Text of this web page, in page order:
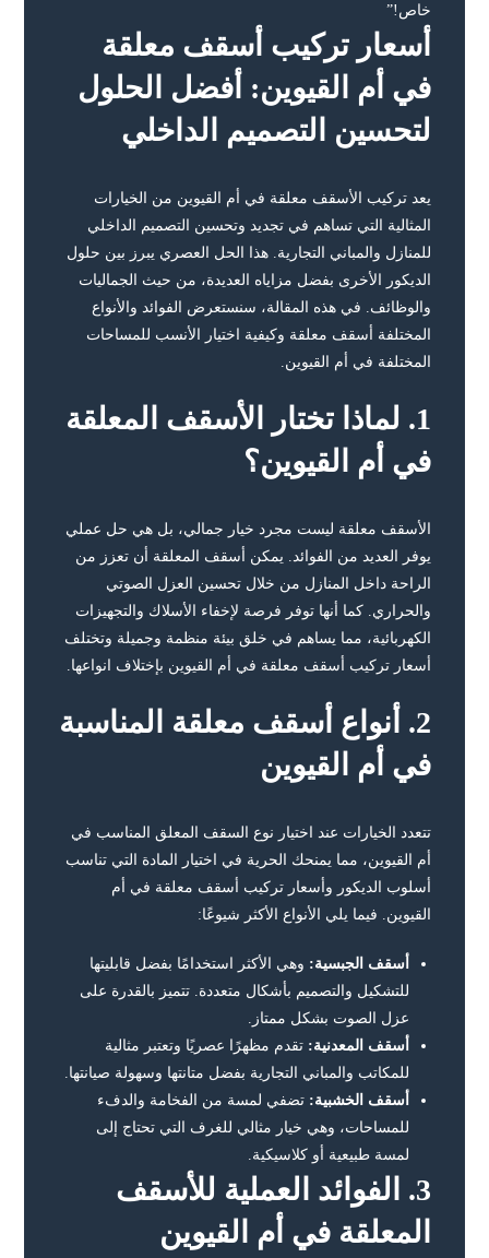
خاص!”
أسعار تركيب أسقف معلقة
في أم القيوين: أفضل الحلول
لتحسين التصميم الداخلي
يعد تركيب الأسقف معلقة في أم القيوين من الخيارات
المثالية التي تساهم في تجديد وتحسين التصميم الداخلي
للمنازل والمباني التجارية. هذا الحل العصري يبرز بين حلول
الديكور الأخرى بفضل مزاياه العديدة، من حيث الجماليات
والوظائف. في هذه المقالة، سنستعرض الفوائد والأنواع
المختلفة أسقف معلقة وكيفية اختيار الأنسب للمساحات
المختلفة في أم القيوين.
1. لماذا تختار الأسقف المعلقة
في أم القيوين؟
الأسقف معلقة ليست مجرد خيار جمالي، بل هي حل عملي
يوفر العديد من الفوائد. يمكن أسقف المعلقة أن تعزز من
الراحة داخل المنازل من خلال تحسين العزل الصوتي
والحراري. كما أنها توفر فرصة لإخفاء الأسلاك والتجهيزات
الكهربائية، مما يساهم في خلق بيئة منظمة وجميلة وتختلف
أسعار تركيب أسقف معلقة في أم القيوين بإختلاف انواعها.
2.
أنواع أسقف معلقة المناسبة
في أم القيوين
تتعدد الخيارات عند اختيار نوع السقف المعلق المناسب في
أم القيوين، مما يمنحك الحرية في اختيار المادة التي تناسب
أسلوب الديكور وأسعار تركيب أسقف معلقة في أم
القيوين. فيما يلي الأنواع الأكثر شيوعًا:
أسقف الجبسية: وهي الأكثر استخدامًا بفضل قابليتها
للتشكيل والتصميم بأشكال متعددة. تتميز بالقدرة على
عزل الصوت بشكل ممتاز.
أسقف المعدنية: تقدم مظهرًا عصريًا وتعتبر مثالية
للمكاتب والمباني التجارية بفضل متانتها وسهولة صيانتها.
أسقف الخشبية: تضفي لمسة من الفخامة والدفء
للمساحات، وهي خيار مثالي للغرف التي تحتاج إلى
لمسة طبيعية أو كلاسيكية.
3.
الفوائد العملية للأسقف
المعلقة في أم القيوين